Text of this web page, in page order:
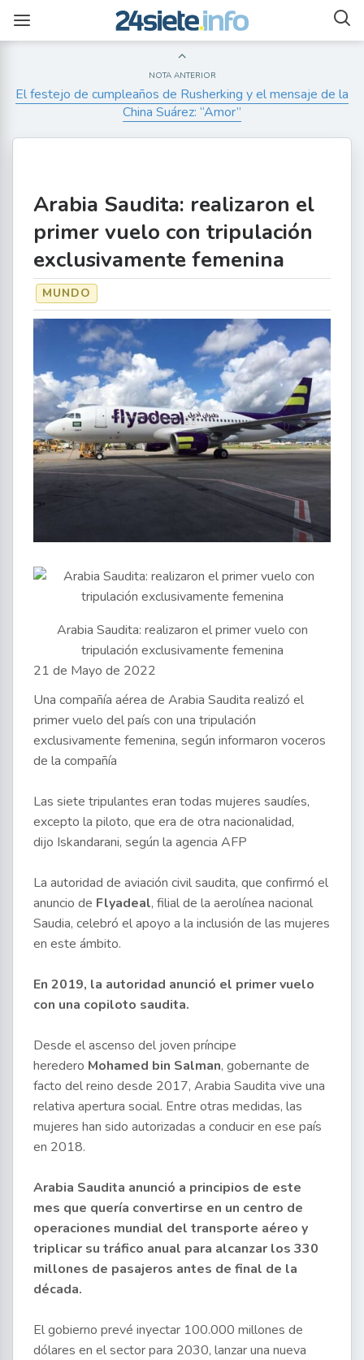
NOTA ANTERIOR
El festejo de cumpleaños de Rusherking y el mensaje de la
China Suárez: “Amor”
Arabia Saudita: realizaron el
primer vuelo con tripulación
exclusivamente femenina
MUNDO
Arabia Saudita: realizaron el primer vuelo con
tripulación exclusivamente femenina
21 de Mayo de 2022
Una compañía aérea de Arabia Saudita realizó el
primer vuelo del país con una tripulación
exclusivamente femenina, según informaron voceros
de la compañía
Las siete tripulantes eran todas mujeres saudíes,
excepto la piloto, que era de otra nacionalidad,
dijo Iskandarani, según la agencia AFP
La autoridad de aviación civil saudita, que confirmó el
anuncio de Flyadeal, filial de la aerolínea nacional
Saudia, celebró el apoyo a la inclusión de las mujeres
en este ámbito.
En 2019, la autoridad anunció el primer vuelo
con una copiloto saudita.
Desde el ascenso del joven príncipe
heredero Mohamed bin Salman, gobernante de
facto del reino desde 2017, Arabia Saudita vive una
relativa apertura social. Entre otras medidas, las
mujeres han sido autorizadas a conducir en ese país
en 2018.
Arabia Saudita anunció a principios de este
mes que quería convertirse en un centro de
operaciones mundial del transporte aéreo y
triplicar su tráfico anual para alcanzar los 330
millones de pasajeros antes de final de la
década.
El gobierno prevé inyectar 100.000 millones de
dólares en el sector para 2030, lanzar una nueva